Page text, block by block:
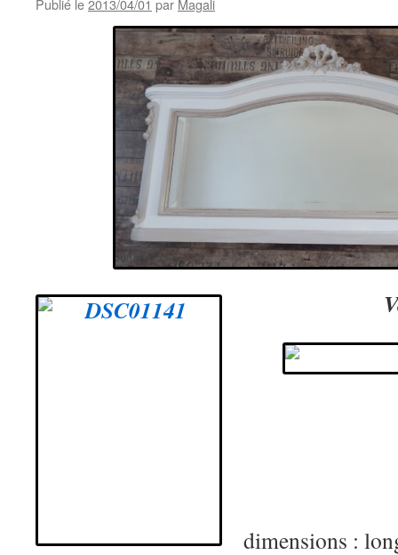
et
blanc
Publié le2013/04/01 par Magali
dimensions :